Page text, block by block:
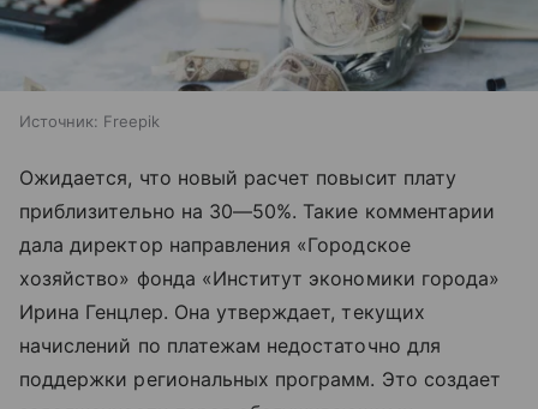
Источник: Freepik
Ожидается, что новый расчет повысит плату
приблизительно на 30—50%. Такие комментарии
дала директор направления «Городское
хозяйство» фонда «Институт экономики города»
Ирина Генцлер. Она утверждает, текущих
начислений по платежам недостаточно для
поддержки региональных программ. Это создает